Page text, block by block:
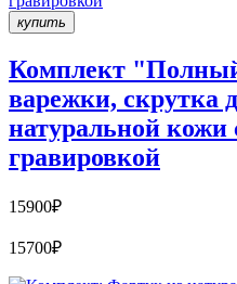
купить
Комплект
варежки, скрутка
натуральной кожи
гравировкой
15900₽
15700₽